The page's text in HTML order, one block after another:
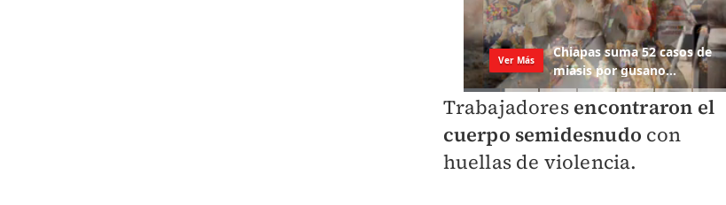
Trabajadores encontraron el
cuerpo semidesnudo con
huellas de violencia.